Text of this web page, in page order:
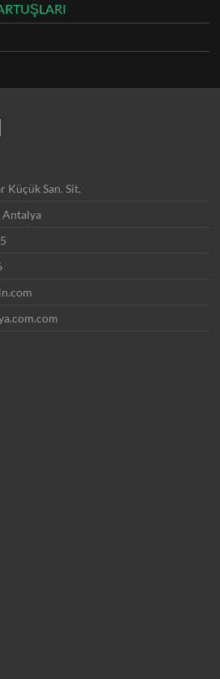
Küçük San. Sit.
Antalya